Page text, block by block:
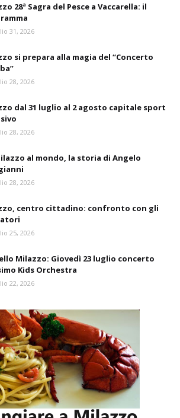
28ª Sagra del Pesce a Vaccarella: il
31, 2026
si prepara alla magia del “Concerto
28, 2026
dal 31 luglio al 2 agosto capitale sport
28, 2026
al mondo, la storia di Angelo
28, 2026
centro cittadino: confronto con gli
25, 2026
Milazzo: Giovedì 23 luglio concerto
Kids Orchestra
22, 2026